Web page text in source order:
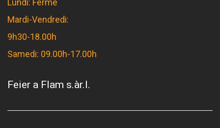
Lundi: Fermé
Mardi-Vendredi:
9h30-18.00h
Samedi: 09.00h-17.00h
Feier a Flam s.àr.l.